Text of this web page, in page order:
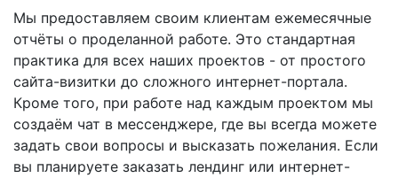
Мы предоставляем своим клиентам ежемесячные
отчёты о проделанной работе. Это стандартная
практика для всех наших проектов - от простого
сайта-визитки до сложного интернет-портала.
Кроме того, при работе над каждым проектом мы
создаём чат в мессенджере, где вы всегда можете
задать свои вопросы и высказать пожелания. Если
вы планируете заказать лендинг или интернет-